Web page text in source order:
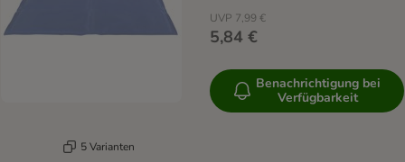
5 Varianten
UVP 7,99 €
5,84 €
Benachrichtigung bei
Verfügbarkeit